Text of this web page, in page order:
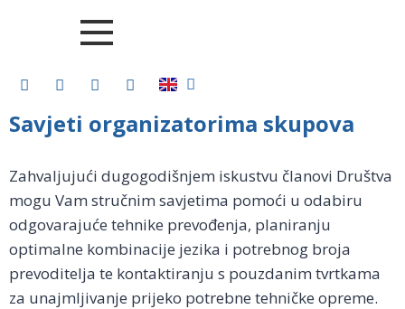
Savjeti organizatorima skupova
Zahvaljujući dugogodišnjem iskustvu članovi Društva
mogu Vam stručnim savjetima pomoći u odabiru
odgovarajuće tehnike prevođenja, planiranju
optimalne kombinacije jezika i potrebnog broja
prevoditelja te kontaktiranju s pouzdanim tvrtkama
za unajmljivanje prijeko potrebne tehničke opreme.